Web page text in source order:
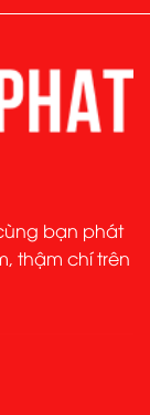
bạn phát
thậm chí trên